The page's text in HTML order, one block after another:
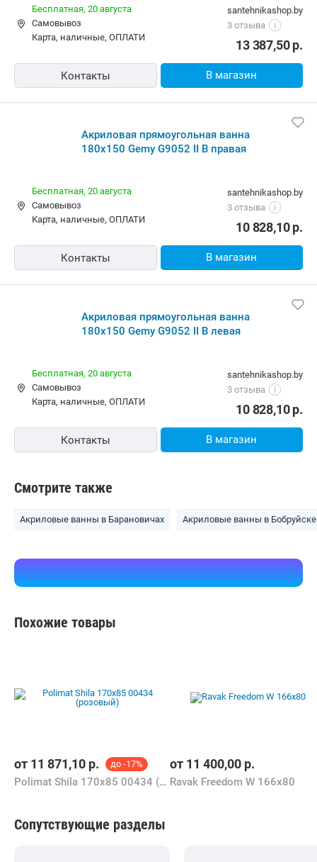
santehnikashop.by
3 отзыва
i
Бесплатная, 20 августа
Самовывоз
карта, наличные, ОПЛАТИ
13 387,50р.
Контакты В магазин
Акриловая прямоугольная ванна
180х150 Gemy G9052 II B правая
santehnikashop.by
3 отзыва
i
Бесплатная, 20 августа
Самовывоз
карта, наличные, ОПЛАТИ
10 828,10р.
Контакты В магазин
Акриловая прямоугольная ванна
180х150 Gemy G9052 II B левая
santehnikashop.by
3 отзыва
i
Бесплатная, 20 августа
Самовывоз
карта, наличные, ОПЛАТИ
10 828,10р.
Контакты В магазин
Смотрите также
Акриловые ванны в Барановичах Акриловые ванны в Бобруйске
Похожие товары
от 11 871,10 р. до -17%
Polimat Shila 170x85 00434 (розовый)
от 11 400,00 р.
Ravak Freedom W 166x80
Сопутствующие разделы